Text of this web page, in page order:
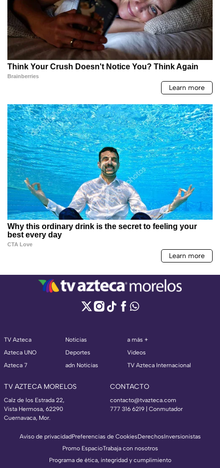
TV Azteca
Azteca UNO
Azteca 7
Noticias
Deportes
adn Noticias
a más +
Videos
TV Azteca Internacional
TV AZTECA MORELOS
Calz de los Estrada 22,
Vista Hermosa, 62290
Cuernavaca, Mor.
CONTACTO
contacto@tvazteca.com
777 316 6219 | Conmutador
Aviso de privacidadPreferencias de CookiesDerechosInversionistas
Promo EspacioTrabaja con nosotros
Programa de ética, integridad y cumplimiento